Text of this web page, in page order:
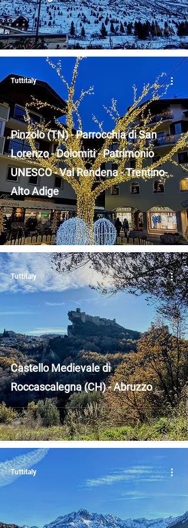
Pinzolo (TN) - Parrocchia di San
Lorenzo - Dolomiti - Patrimonio
UNESCO - Val Rendena - Trentino-
Alto Adige
Tuttitaly
Castello Medievale di
Roccascalegna (CH) - Abruzzo
Tuttitaly
Tuttitaly